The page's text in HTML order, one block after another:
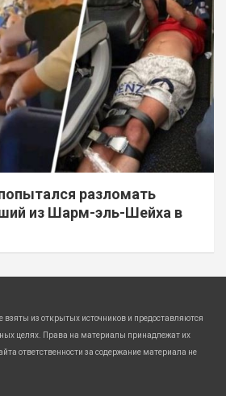
разломать
из Шарм-эль-Шейха в
из открытых источников и предоставляются
целях. Права на материалы принадлежат их
ответственности за содержание материала не